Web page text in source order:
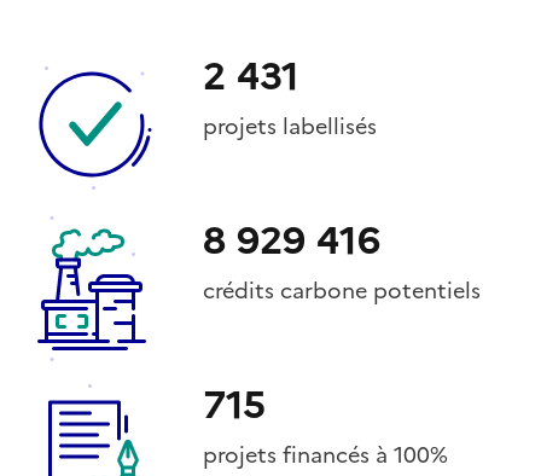
2 431
projets labellisés
8 929 416
crédits carbone potentiels
715
projets financés à 100%